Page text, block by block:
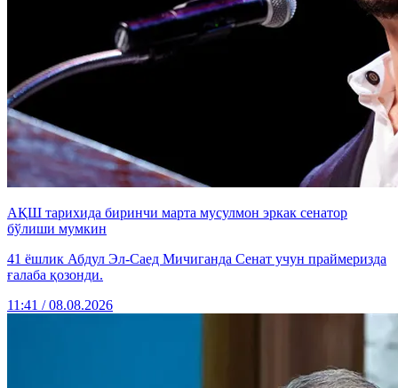
АҚШ тарихида биринчи марта мусулмон эркак сенатор
бўлиши мумкин
41 ёшлик Абдул Эл-Саед Мичиганда Сенат учун праймеризда
ғалаба қозонди.
11:41 / 08.08.2026